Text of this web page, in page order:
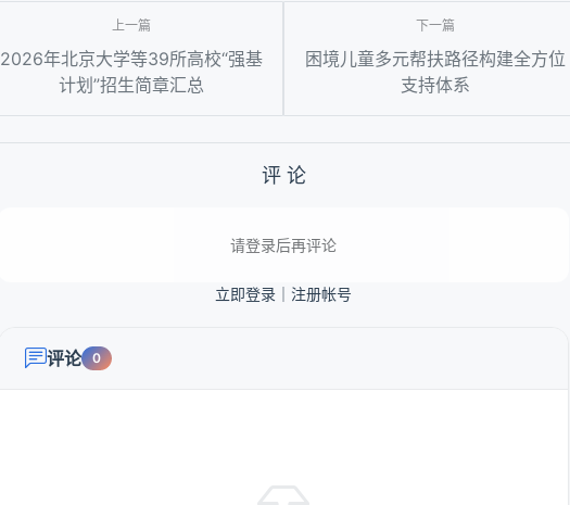
2026年北京大学等39所高校“强基
计划”招生简章汇总
困境儿童多元帮扶路径构建全方位
支持体系
评 论
请登录后再评论
立即登录 注册帐号
评论 0